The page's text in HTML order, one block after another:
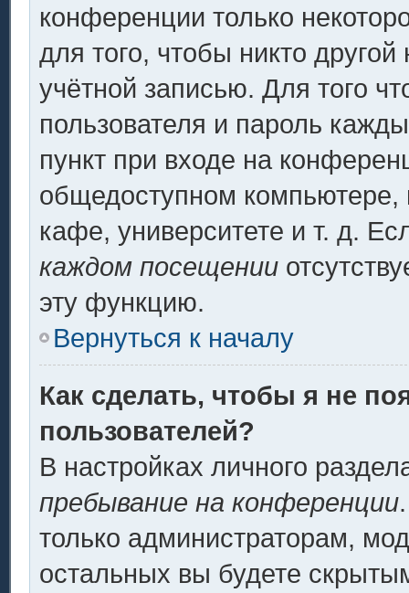
конференции только
для того, чтобы никто
учётной записью. Для того
пользователя и пароль
пункт при входе на
общедоступном компьютере,
кафе, университете и т. д.
каждом посещении
эту функцию.
Вернуться к началу
Как сделать, чтобы я не
пользователей?
В настройках личного
пребывание на конференции
только администраторам,
остальных вы будете